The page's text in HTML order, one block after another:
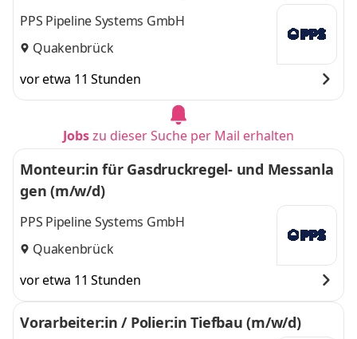
PPS Pipeline Systems GmbH
Quakenbrück
vor etwa 11 Stunden
Jobszu dieser Suche per Mail erhalten
Monteur:in für Gasdruckregel- und Messanla
gen (m/w/d)
PPS Pipeline Systems GmbH
Quakenbrück
vor etwa 11 Stunden
Vorarbeiter:in / Polier:in Tiefbau (m/w/d)